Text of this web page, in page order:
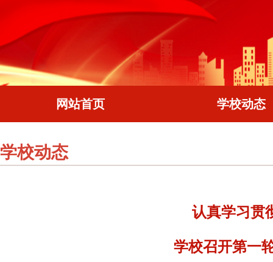
网站首页 学校动态
学校动态
认真学习贯
学校召开第一